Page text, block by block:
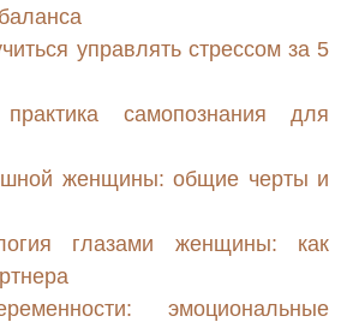
управлять стрессом за 5
самопознания для
женщины: общие черты и
глазами женщины: как
эмоциональные